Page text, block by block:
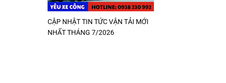
CẬP NHẬT TIN TỨC VẬN TẢI MỚI
NHẤT THÁNG 7/2026